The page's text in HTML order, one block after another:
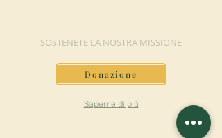
SOSTENETE LA NOSTRA MISSIONE
Donazione
Saperne di più